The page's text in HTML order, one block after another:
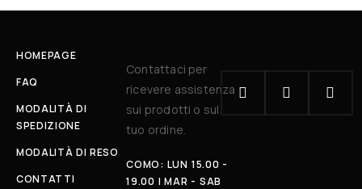
HOMEPAGE
FAQ
MODALITÀ DI
SPEDIZIONE
MODALITÀ DI RESO
CONTATTI
Contattaci per
ricevere assistenza
sui prodotti o sul
tuo ordine.
COMO: LUN 15.00 -
19.00 | MAR - SAB